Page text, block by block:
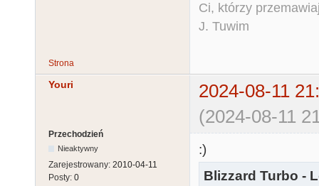
Ci, którzy
J. Tuwim
Strona
Youri
2024-08-11
(2024-08-11
Przechodzień
Nieaktywny
Zarejestrowany: 2010-04-11
Posty: 0
:)
Blizzard Turbo -